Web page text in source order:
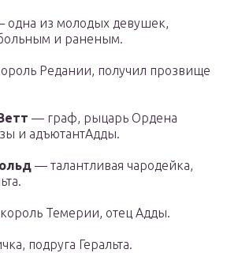
одна из молодых девушек,
и раненым.
Редании, получил прозвище
— граф, рыцарь Ордена
и адъютантАдды.
— талантливая чародейка,
Темерии, отец Адды.
подруга Геральта.